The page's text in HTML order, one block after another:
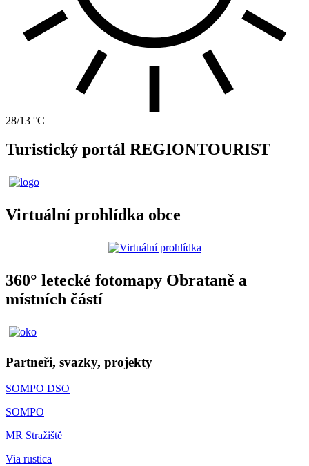
28/13 °C
Turistický portál REGIONTOURIST
Virtuální prohlídka obce
360° letecké fotomapy Obrataně a
místních částí
Partneři, svazky, projekty
SOMPO DSO
SOMPO
MR Stražiště
Via rustica